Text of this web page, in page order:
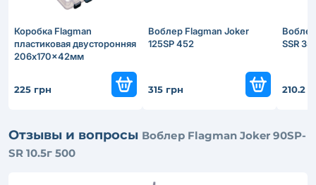
Коробка Flagman
пластиковая двусторонняя
206x170x42мм
225 грн
Воблер Flagman Joker
125SP 452
315 грн
SSR
210.2
Отзывы и вопросы Воблер Flagman Joker 90SP-
SR 10.5г 500